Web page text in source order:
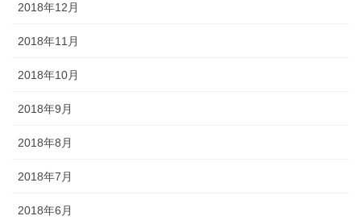
2018年12月
2018年11月
2018年10月
2018年9月
2018年8月
2018年7月
2018年6月